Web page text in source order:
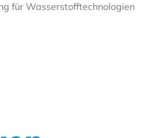
für Wasserstofftechnologien